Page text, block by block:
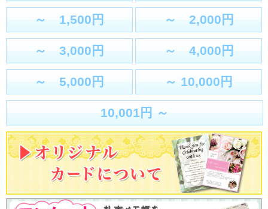
～ 1,500円 ～ 2,000円
～ 3,000円 ～ 4,000円
～ 5,000円 ～ 10,000円
10,001円 ～